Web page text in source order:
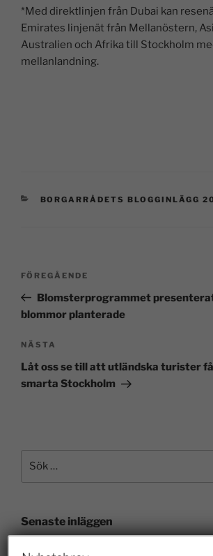
*Med direktlinjen från Dubai kan
Emirates linjenät från Mellanöstern,
Australien och Afrika till Stockholm
mellanlandning.
BORGARRÅDETS BLOGGINLÄGG
FÖREGÅENDE
Blomsterprogrammet
blommor planterade
NÄSTA
Låt oss se till att utländska turister
smarta Stockholm
Senaste inläggen